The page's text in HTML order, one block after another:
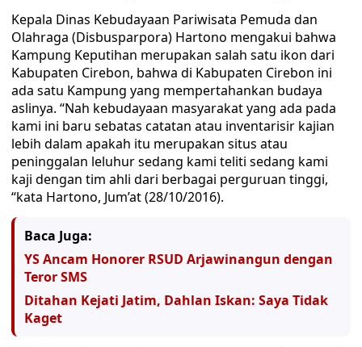
Kepala Dinas Kebudayaan Pariwisata Pemuda dan
Olahraga (Disbusparpora) Hartono mengakui bahwa
Kampung Keputihan merupakan salah satu ikon dari
Kabupaten Cirebon, bahwa di Kabupaten Cirebon ini
ada satu Kampung yang mempertahankan budaya
aslinya. “Nah kebudayaan masyarakat yang ada pada
kami ini baru sebatas catatan atau inventarisir kajian
lebih dalam apakah itu merupakan situs atau
peninggalan leluhur sedang kami teliti sedang kami
kaji dengan tim ahli dari berbagai perguruan tinggi,
“kata Hartono, Jum’at (28/10/2016).
Baca Juga:
YS Ancam Honorer RSUD Arjawinangun dengan
Teror SMS
Ditahan Kejati Jatim, Dahlan Iskan: Saya Tidak
Kaget